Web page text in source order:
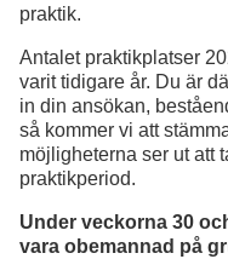
praktik.
Antalet praktikplatser
varit tidigare år. Du är
in din ansökan,
så kommer vi att
möjligheterna ser ut att
praktikperiod.
Under veckorna 30
vara obemannad på